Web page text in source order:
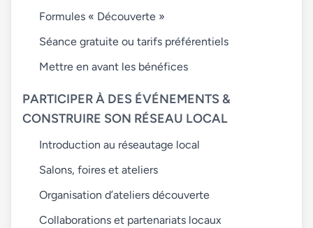
Formules « Découverte »
Séance gratuite ou tarifs préférentiels
Mettre en avant les bénéfices
PARTICIPER À DES ÉVÉNEMENTS &
CONSTRUIRE SON RÉSEAU LOCAL
Introduction au réseautage local
Salons, foires et ateliers
Organisation d’ateliers découverte
Collaborations et partenariats locaux